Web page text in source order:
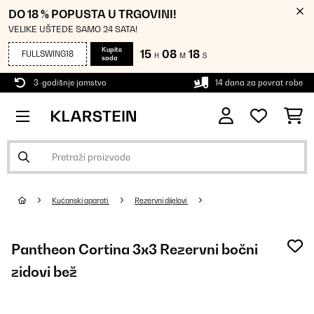
DO 18 % POPUSTA U TRGOVINI!
VELIKE UŠTEDE SAMO 24 SATA!
FULLSWING18
Kupite
sada
15 H 08 M 17 S
3-godišnje jamstvo 14 dana za povrat robe
Kućanski aparati Rezervni dijelovi
Pantheon Cortina 3x3 Rezervni bočni
zidovi bež